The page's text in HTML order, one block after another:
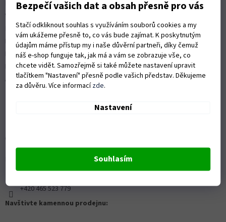
Bezpečí vašich dat a obsah přesně pro vás
Stačí odkliknout souhlas s využíváním souborů cookies a my
vám ukážeme přesně to, co vás bude zajímat. K poskytnutým
údajům máme přístup my i naše důvěrní partneři, díky čemuž
náš e-shop funguje tak, jak má a vám se zobrazuje vše, co
chcete vidět. Samozřejmě si také můžete nastavení upravit
tlačítkem "Nastavení" přesně podle vašich představ. Děkujeme
za důvěru. Více informacízde.
Nastavení
Souhlasím
Platební možnosti
Vrácení zboží a reklamace
Nákup na splátky
ISO 9001:2015
Politika kvality
Předváděcí stroje Husqvarna
Autorizovaný servis Husqvarna
info@proprofiky.cz
+420 465 523 779
Navštivte kamennou prodejnu: